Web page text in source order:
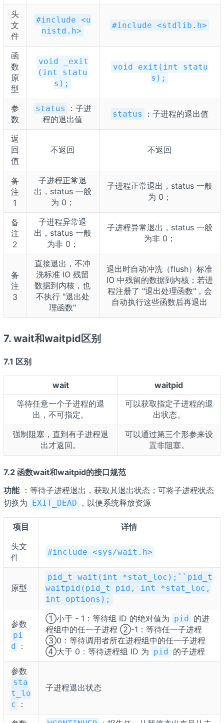
头
文
件
#include <u
nistd.h>
#include <stdlib.h>
函
数
原
型
void _exit
(int statu
s);
void exit(int statu
s);
参
数
status
：子进
程的退出值
status ：子进程的退出值
返
回
值
不返回 不返回
备
注
1
子进程正常退
出，status 一般
为 0；
子进程正常退出，status 一般
为 0；
备
注
2
子进程异常退
出，status 一般
为非 0；
子进程异常退出，status 一般
为非 0；
备
注
3
直接退出，不冲
洗标准 IO 残留
数据到内核，也
不执行 "退出处
理函数"
退出时自动冲洗（flush）标准
IO 中残留的数据到内核；若进
程注册了 "退出处理函数"，会
自动执行这些函数后再退出
7. wait和waitpid区别
7.1 区别
wait
waitpid
等待任意一个子进程的退
出，不可指定。
可以获取指定子进程的退
出状态。
强制阻塞，直到有子进程退
出才返回。
可以通过第三个形参来设
置非阻塞。
7.2 函数wait和waitpid的接口规范
功能：等待子进程退出，获取其退出状态；可将子进程状态
切换为
EXIT_DEAD ，以便系统释放资源
项目
详情
头文
件
#include <sys/wait.h>
原型
pid_t wait(int *stat_loc);``pid_t
waitpid(pid_t pid, int *stat_loc,
int options);
参数
pi
d
：
①小于 - 1：等待组 ID 的绝对值为 pid
的进
程组中的任一子进程 ②-1：等待任一子进程
③0：等待调用者所在进程组中的任一子进程
④大于 0：等待进程组 ID 为 pid
的子进程
参数
sta
t_lo
c
：
子进程退出状态